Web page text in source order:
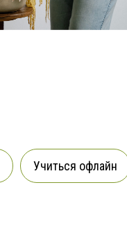
Учиться офлайн